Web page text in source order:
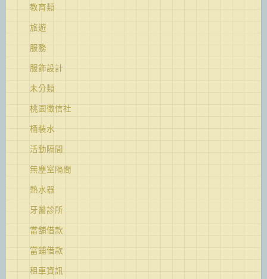
教育類
旅遊
服務
服飾設計
未分類
桃園徵信社
桶裝水
活動隔間
無塵室隔間
熱水器
牙醫診所
當舖借款
當鋪借款
租車資訊